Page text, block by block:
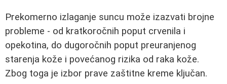
Prekomerno izlaganje suncu može izazvati brojne
probleme - od kratkoročnih poput crvenila i
opekotina, do dugoročnih poput preuranjenog
starenja kože i povećanog rizika od raka kože.
Zbog toga je izbor prave zaštitne kreme ključan.